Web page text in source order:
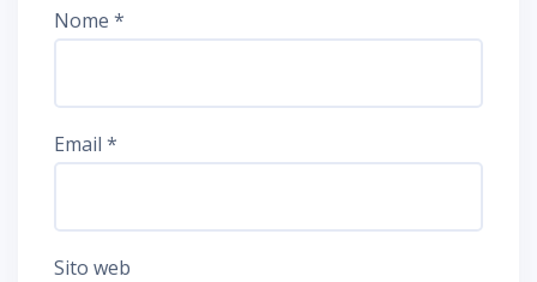
Nome *
Email *
Sito web